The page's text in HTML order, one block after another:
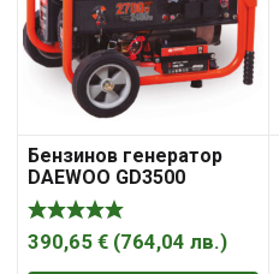
Бензинов генератор
DAEWOO GD3500
390,65 € (764,04 лв.)